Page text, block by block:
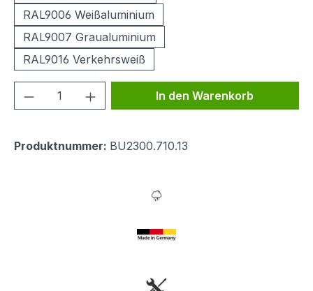
RAL9006 Weißaluminium
RAL9007 Graualuminium
RAL9016 Verkehrsweiß
Produkt Anzahl: Gib denIn den Warenkorb
Produktnummer: BU2300.710.13